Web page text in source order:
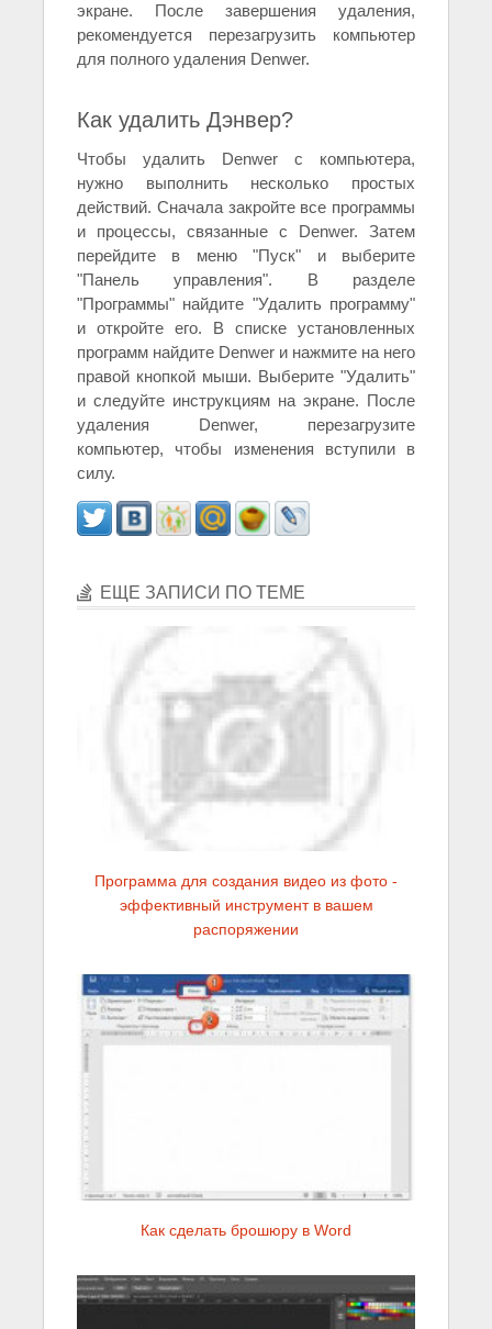
экране. После завершения удаления,
рекомендуется перезагрузить компьютер
для полного удаления Denwer.
Как удалить Дэнвер?
Чтобы удалить Denwer с компьютера,
нужно выполнить несколько простых
действий. Сначала закройте все программы
и процессы, связанные с Denwer. Затем
перейдите в меню "Пуск" и выберите
"Панель управления". В разделе
"Программы" найдите "Удалить программу"
и откройте его. В списке установленных
программ найдите Denwer и нажмите на него
правой кнопкой мыши. Выберите "Удалить"
и следуйте инструкциям на экране. После
удаления Denwer, перезагрузите
компьютер, чтобы изменения вступили в
силу.
ЕЩЕ ЗАПИСИ ПО ТЕМЕ
Программа для создания видео из фото -
эффективный инструмент в вашем
распоряжении
Как сделать брошюру в Word